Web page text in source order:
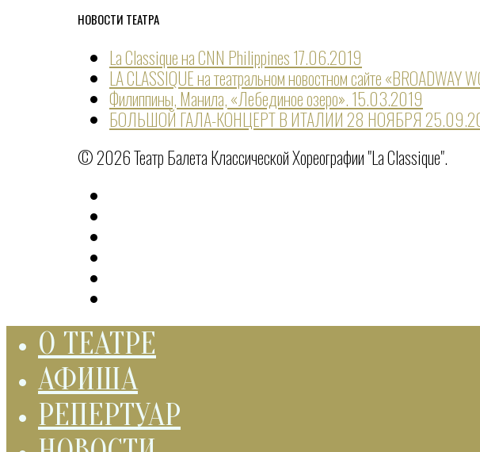
НОВОСТИ ТЕАТРА
La Classique на CNN Philippines17.06.2019
LA CLASSIQUE на театральном новостном сайте «BROADWAY
Филиппины, Манила, «Лебединое озеро».15.03.2019
БОЛЬШОЙ ГАЛА-КОНЦЕРТ В ИТАЛИИ 28 НОЯБРЯ
© 2026 Театр Балета Классической Хореографии "La Classique".
О ТЕАТРЕ
АФИША
РЕПЕРТУАР